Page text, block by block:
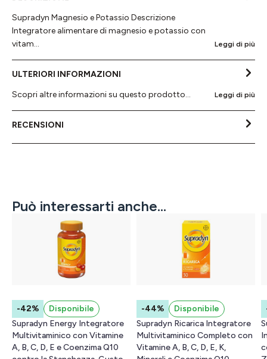
Supradyn Magnesio e Potassio Descrizione
Integratore alimentare di magnesio e potassio con
vitam…
Leggi di più
ULTERIORI INFORMAZIONI
Scopri altre informazioni su questo prodotto...
Leggi di più
RECENSIONI
Può interessarti anche...
-42%
Disponibile
Supradyn Energy Integratore
Multivitaminico con Vitamine
A, B, C, D, E e Coenzima Q10
-44%
Disponibile
Supradyn Ricarica Integratore
Multivitaminico Completo con
Vitamine A, B, C, D, E, K,